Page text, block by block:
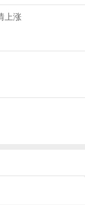
上涨